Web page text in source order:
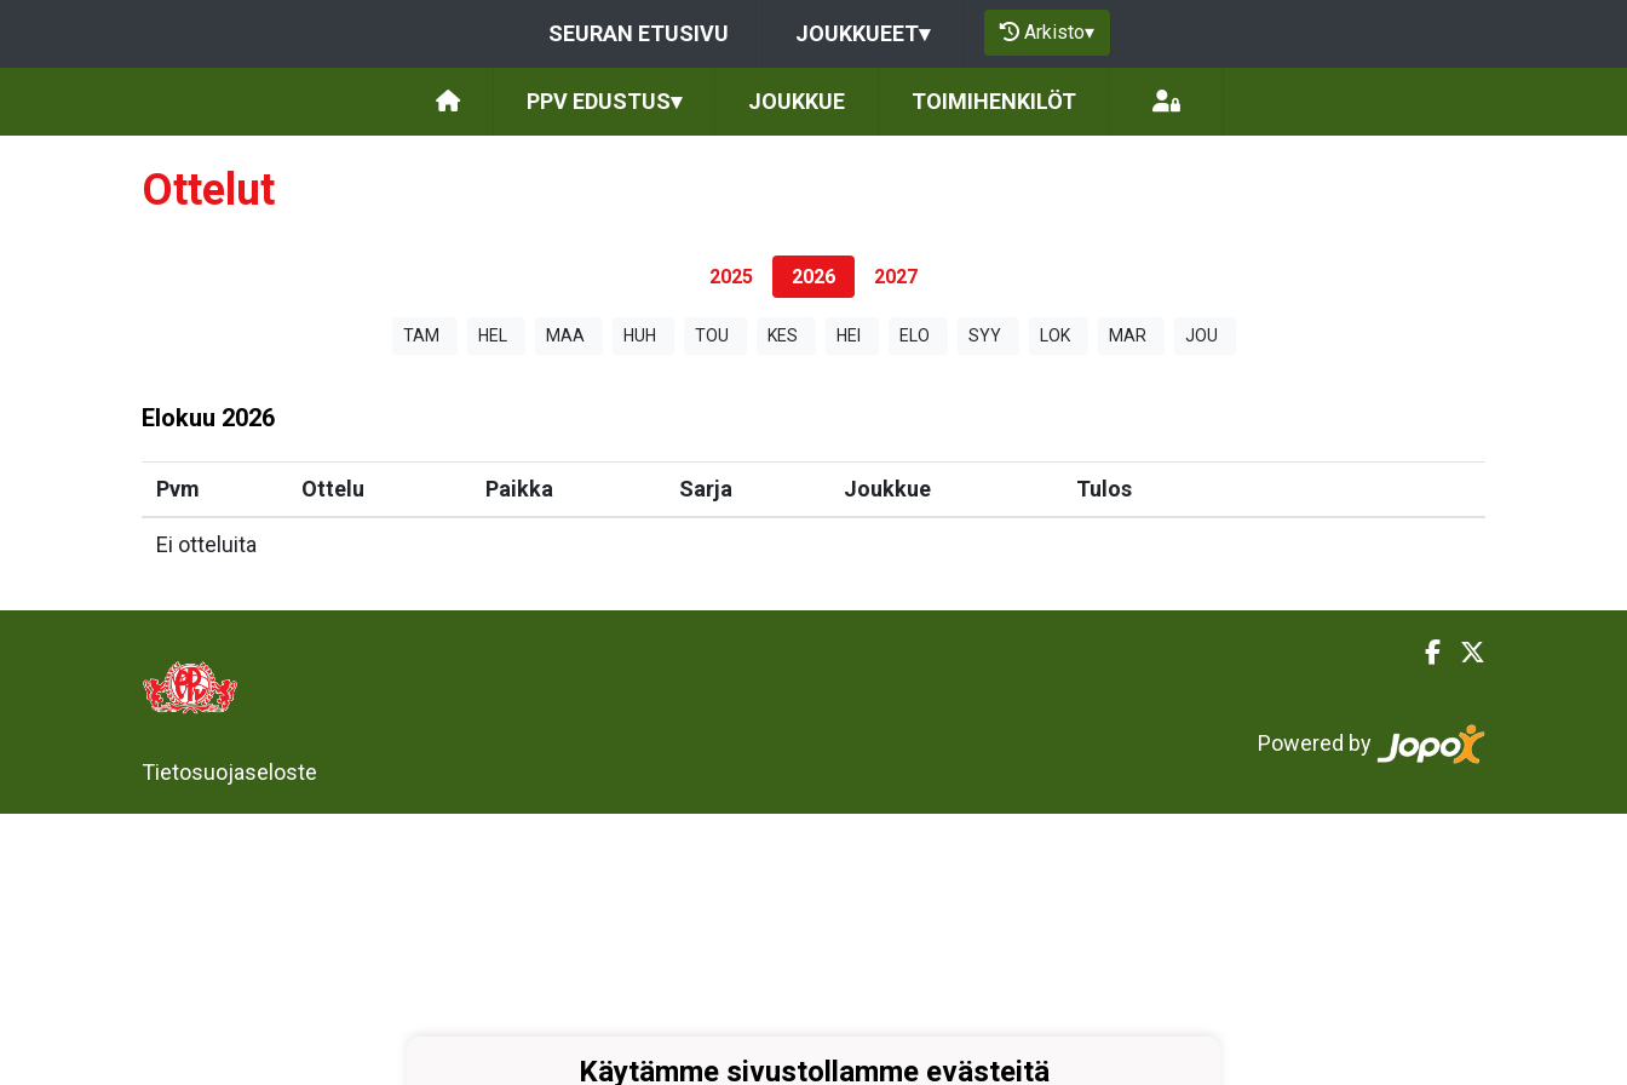
SEURAN ETUSIVU JOUKKUEET▾ Arkisto▾
PPV EDUSTUS▾ JOUKKUE TOIMIHENKILÖT
Ottelut
2025 2026 2027
TAM HEL MAA HUH TOU KES HEI ELO SYY LOK MAR JOU
Elokuu 2026
Pvm Ottelu Paikka Sarja Joukkue Tulos
Ei otteluita
Tietosuojaseloste
Powered by
Käytämme sivustollamme evästeitä